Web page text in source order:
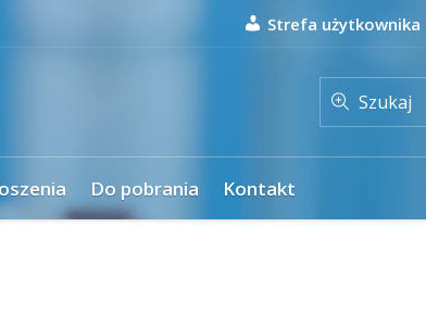
Strefa użytkownika
Szukaj
Do pobrania Kontakt